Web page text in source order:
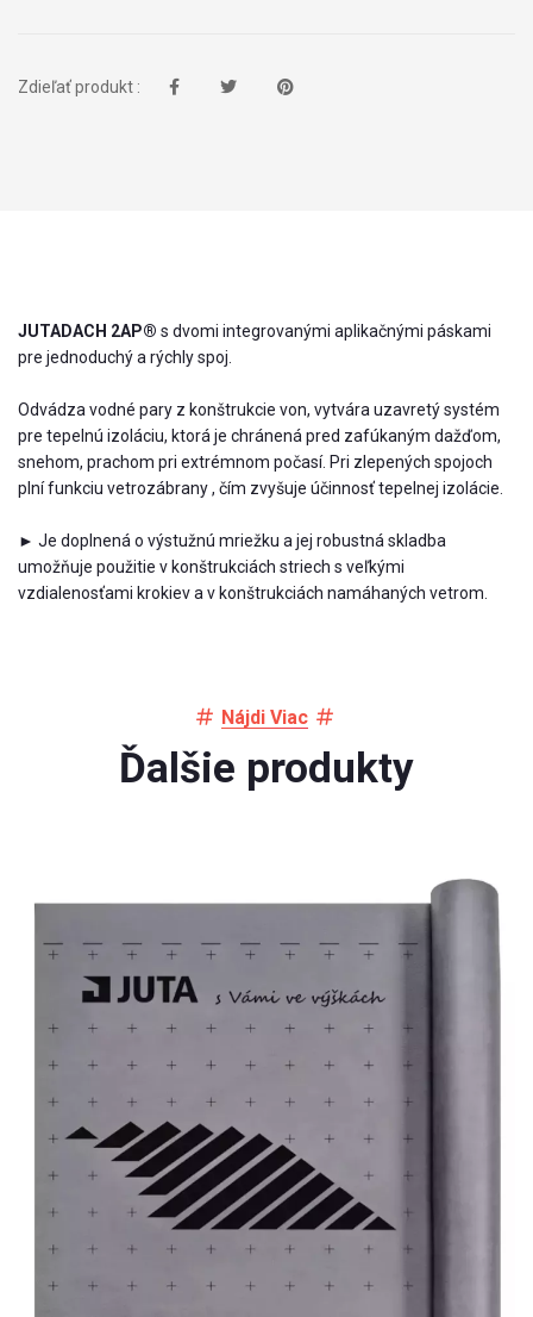
Zdieľať produkt :
JUTADACH 2AP® s dvomi integrovanými aplikačnými páskami
pre jednoduchý a rýchly spoj.
Odvádza vodné pary z konštrukcie von, vytvára uzavretý systém
pre tepelnú izoláciu, ktorá je chránená pred zafúkaným dažďom,
snehom, prachom pri extrémnom počasí. Pri zlepených spojoch
plní funkciu vetrozábrany , čím zvyšuje účinnosť tepelnej izolácie.
► Je doplnená o výstužnú mriežku a jej robustná skladba
umožňuje použitie v konštrukciách striech s veľkými
vzdialenosťami krokiev a v konštrukciách namáhaných vetrom.
Nájdi Viac
Ďalšie produkty